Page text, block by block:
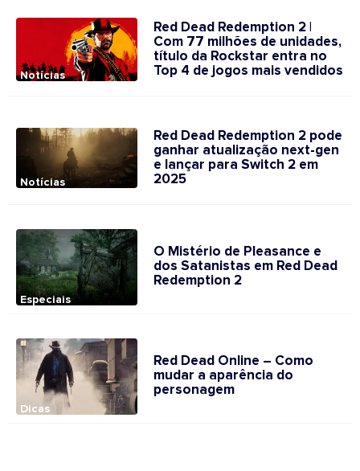
Notícias
Red Dead Redemption 2 |
Com 77 milhões de unidades,
título da Rockstar entra no
Top 4 de jogos mais vendidos
Notícias
Red Dead Redemption 2 pode
ganhar atualização next-gen
e lançar para Switch 2 em
2025
Especiais
O Mistério de Pleasance e
dos Satanistas em Red Dead
Redemption 2
Dicas
Red Dead Online – Como
mudar a aparência do
personagem